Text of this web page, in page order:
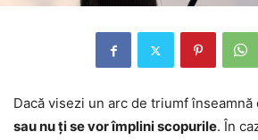
Dacă visezi un arc de triumf înseamnă
sau nu ți se vor împlini scopurile. În